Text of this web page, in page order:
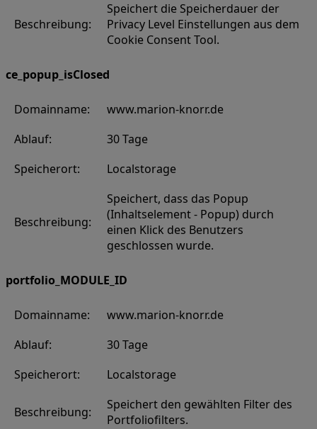
Beschreibung:
Speichert die Speicherdauer der
Privacy Level Einstellungen aus dem
Cookie Consent Tool.
ce_popup_isClosed
Domainname:
www.marion-knorr.de
Ablauf:
30 Tage
Speicherort:
Localstorage
Beschreibung:
Speichert, dass das Popup
(Inhaltselement - Popup) durch
einen Klick des Benutzers
geschlossen wurde.
portfolio_MODULE_ID
Domainname:
www.marion-knorr.de
Ablauf:
30 Tage
Speicherort:
Localstorage
Beschreibung:
Speichert den gewählten Filter des
Portfoliofilters.